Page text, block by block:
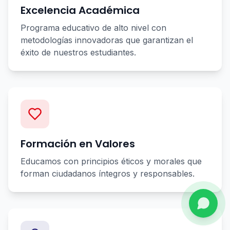
Excelencia Académica
Programa educativo de alto nivel con
metodologías innovadoras que garantizan el
éxito de nuestros estudiantes.
Formación en Valores
Educamos con principios éticos y morales que
forman ciudadanos íntegros y responsables.